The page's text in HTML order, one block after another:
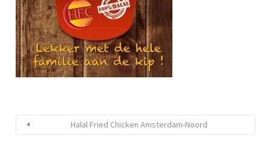
Halal Fried Chicken Amsterdam-Noord